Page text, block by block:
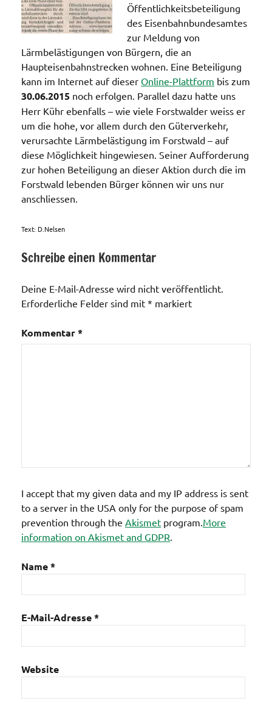
Öffentlichkeitsbeteiligung
des Eisenbahnbundesamtes
zur Meldung von
Lärmbelästigungen von Bürgern, die an
Haupteisenbahnstrecken wohnen. Eine Beteiligung
kann im Internet auf dieser Online-Plattform bis zum
30.06.2015 noch erfolgen. Parallel dazu hatte uns
Herr Kühr ebenfalls – wie viele Forstwalder weiss er
um die hohe, vor allem durch den Güterverkehr,
verursachte Lärmbelästigung im Forstwald – auf
diese Möglichkeit hingewiesen. Seiner Aufforderung
zur hohen Beteiligung an dieser Aktion durch die im
Forstwald lebenden Bürger können wir uns nur
anschliessen.
Text: D.Nelsen
Veränderungen /
/Verbesserungen..
Verkehrswege
/ Bus und
Schreibe einen Kommentar
Deine E-Mail-Adresse wird nicht veröffentlicht.
Erforderliche Felder sind mit * markiert
Kommentar*
I accept that my given data and my IP address is sent
to a server in the USA only for the purpose of spam
prevention through the Akismet program. More
information on Akismet and GDPR
Name*
E-Mail-Adresse*
Website